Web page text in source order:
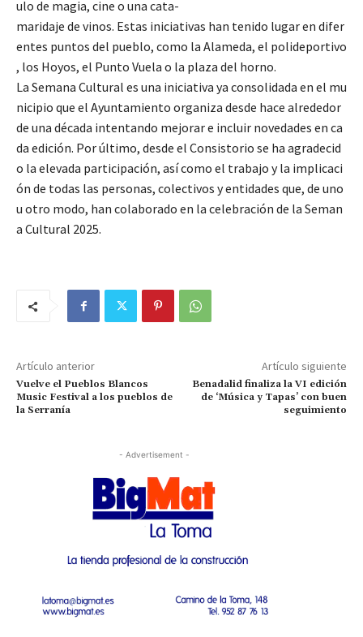
ulo de magia, cine o una cata-
maridaje de vinos. Estas iniciativas han tenido lugar en difer
entes puntos del pueblo, como la Alameda, el polideportivo
, los Hoyos, el Punto Vuela o la plaza del horno.
La Semana Cultural es una iniciativa ya consolidada en el mu
nicipio que el Ayuntamiento organiza desde hace alrededor
de una década intentando mejorar e incluir novedades en ca
da edición. Por último, desde el Consistorio se ha agradecid
o la elevada participación, así como el trabajo y la implicaci
ón de todas las personas, colectivos y entidades que, de uno
u otro modo, han colaborado en la celebración de la Seman
a Cultural 2025.
Artículo anterior
Vuelve el Pueblos Blancos
Music Festival a los pueblos de
la Serranía
Artículo siguiente
Benadalid finaliza la VI edición
de ‘Música y Tapas’ con buen
seguimiento
- Advertisement -